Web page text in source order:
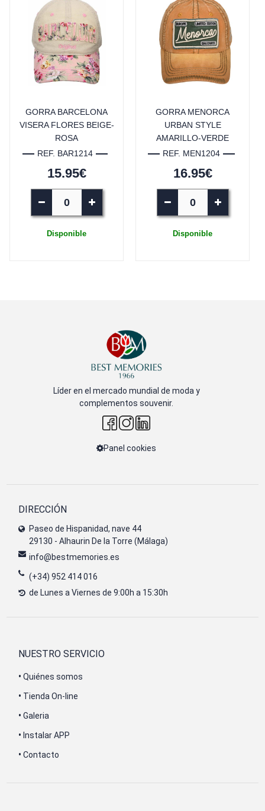
GORRA BARCELONA
VISERA FLORES BEIGE-
ROSA
REF. BAR1214
15.95€
Disponible
GORRA MENORCA
URBAN STYLE
AMARILLO-VERDE
REF. MEN1204
16.95€
Disponible
Líder en el mercado mundial de moda y
complementos souvenir.
Panel cookies
DIRECCIÓN
Paseo de Hispanidad, nave 44
29130 - Alhaurin De la Torre (Málaga)
info@bestmemories.es
(+34) 952 414 016
de Lunes a Viernes de 9:00h a 15:30h
NUESTRO SERVICIO
• Quiénes somos
• Tienda On-line
• Galeria
• Instalar APP
• Contacto